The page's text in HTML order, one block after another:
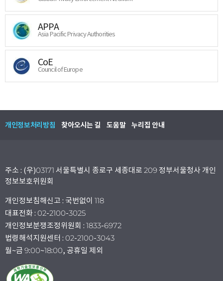
APPA
Asia Pacific Privacy Authorities
CoE
Council of Europe
개인정보처리방침 찾아오시는 길 도움말 누리집 안내
주소 : (우)03171 서울특별시 종로구 세종대로 209 정부서울청사 개인
정보보호위원회
개인정보침해신고 : 국번없이 118
대표전화 : 02-2100-3025
개인정보분쟁조정위원회 : 1833-6972
법령해석지원센터 : 02-2100-3043
월~금 9:00~18:00, 공휴일 제외